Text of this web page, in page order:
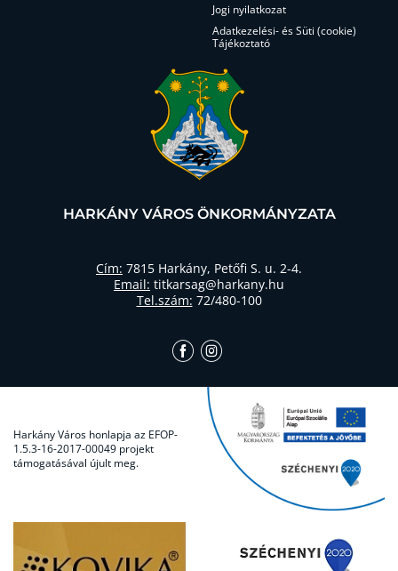
Jogi nyilatkozat
Adatkezelési- és Süti (cookie)
Tájékoztató
HARKÁNY VÁROS ÖNKORMÁNYZATA
Cím: 7815 Harkány, Petőfi S. u. 2-4.
Email: titkarsag@harkany.hu
Tel.szám: 72/480-100
Harkány Város honlapja az EFOP-
1.5.3-16-2017-00049 projekt
támogatásával újult meg.